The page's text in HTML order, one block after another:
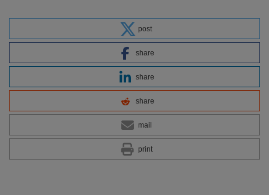
post
share
share
share
mail
print